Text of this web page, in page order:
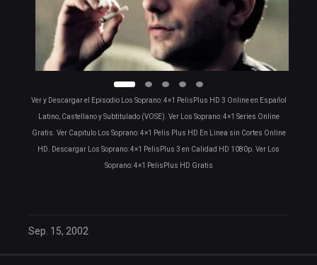
Ver y Descargar el Episodio Los Soprano: 4×1 PelisPlus HD 3 Online en Español
Latino, Castellano y Subtitulado (VOSE). Ver Los Soprano: 4×1 Series Online
Gratis. Ver Capitulo Los Soprano: 4×1 Pelis Plus HD En Linea sin Cortes Online
HD. Descargar Los Soprano: 4×1 PelisPlus 3 en Calidad HD 1080p. Ver Los
Soprano: 4×1 PelisPlus HD Gratis
Sep. 15, 2002